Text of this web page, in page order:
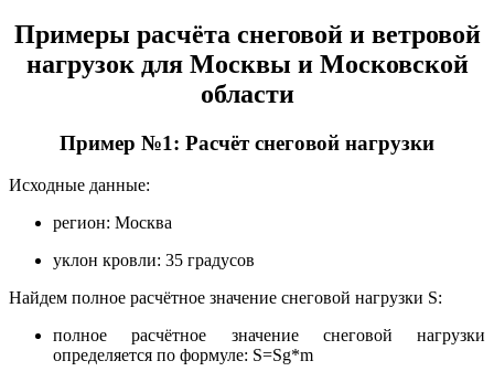
Примеры расчёта снеговой и ветровой
нагрузок для Москвы и Московской
области
Пример №1: Расчёт снеговой нагрузки
Исходные данные:
регион: Москва
уклон кровли: 35 градусов
Найдем полное расчётное значение снеговой нагрузки S:
полное расчётное значение снеговой нагрузки
определяется по формуле: S=Sg*m